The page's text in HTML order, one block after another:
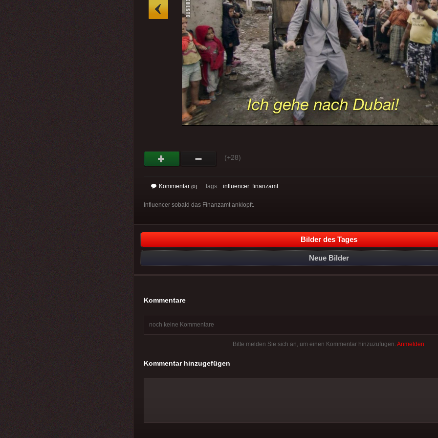
(+28)
Kommentar (0) tags: influencer finanzamt
Influencer sobald das Finanzamt anklopft.
Bilder des Tages
Neue Bilder
Kommentare
noch keine Kommentare
Bitte melden Sie sich an, um einen Kommentar hinzuzufügen. Anmelden
Kommentar hinzugefügen